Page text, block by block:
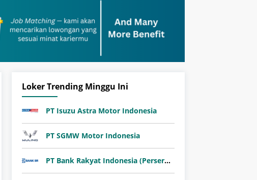
Loker Trending Minggu Ini
PT Isuzu Astra Motor Indonesia
PT SGMW Motor Indonesia
PT Bank Rakyat Indonesia (Persero) Tbk